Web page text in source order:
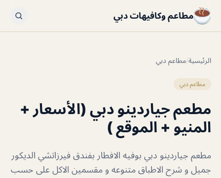
مطاعم وكافيهات دبي
الرئيسية/مطاعم دبي
مطاعم دبي
مطعم جياردينو دبي (الأسعار +
المنيو + الموقع )
مطعم جياردينو دبي بوفيه الافطار بفندق فيرزاتشي الديكور
جميل و شرح الاطباق متنوعه و مقسمين الاكل على حسب